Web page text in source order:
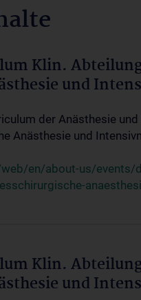
Klin.
und
der Anästhesie
Anästhesie und
en/about-us/
Klin.
und